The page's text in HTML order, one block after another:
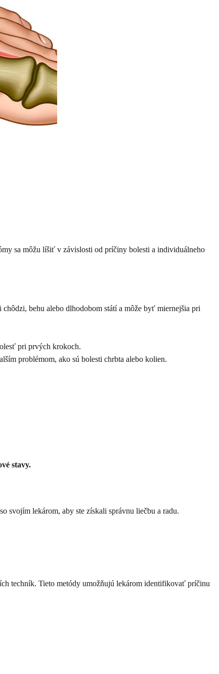
sa môžu líšiť v závislosti od príčiny bolesti a individuálneho
behu alebo dlhodobom státí a môže byť miernejšia pri
pri prvých krokoch.
problémom, ako sú bolesti chrbta alebo kolien.
stavy.
svojím lekárom, aby ste získali správnu liečbu a radu.
techník. Tieto metódy umožňujú lekárom identifikovať príčinu